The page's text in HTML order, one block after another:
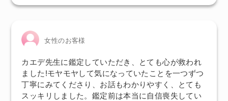
女性のお客様
カエデ先生に鑑定していただき、とても心が救われ
ました!モヤモヤして気になっていたことを一つずつ
丁寧にみてくださり、お話もわかりやすく、とても
スッキリしました。鑑定前は本当に自信喪失してい